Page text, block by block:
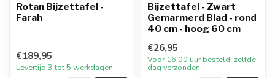
Rotan Bijzettafel -
Farah
€189,95
Levertijd 3 tot 5 werkdagen
Bijzettafel - Zwart
Gemarmerd Blad - rond
40 cm - hoog 60 cm
€26,95
Voor 16:00 uur besteld, zelfde
dag verzonden